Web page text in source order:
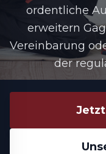
ordentliche
erweitern
Vereinbarung
der